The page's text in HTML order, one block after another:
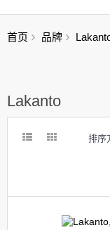
首页 品牌
Lakanto
排序